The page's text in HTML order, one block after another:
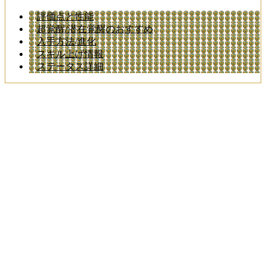
評価点と性能
超覚醒/潜在覚醒のおすすめ
入手方法/進化
スキル上げ情報
ステータス詳細